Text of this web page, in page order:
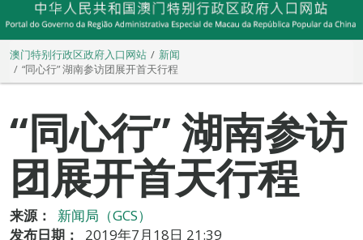
澳门特别行政区政府入口网站
新闻
“同心行” 湖南参访团展开首天行程
“同心行” 湖南参访
团展开首天行程
来源：
新闻局（GCS）
发布日期：
2019年7月18日 21:39